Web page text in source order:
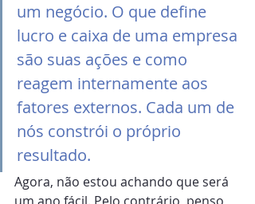
um negócio. O que define
lucro e caixa de uma empresa
são suas ações e como
reagem internamente aos
fatores externos. Cada um de
nós constrói o próprio
resultado.
Agora, não estou achando que será